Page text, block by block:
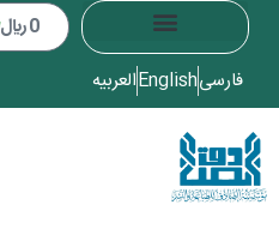
0 ﷼
فارسیEnglishالعربیه